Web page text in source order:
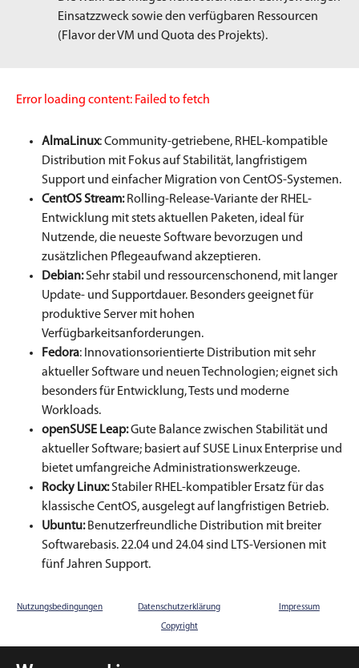
Einsatzzweck sowie den verfügbaren Ressourcen
(Flavor der VM und Quota des Projekts).
Error loading content: Failed to fetch
AlmaLinux: Community-getriebene, RHEL-kompatible
Distribution mit Fokus auf Stabilität, langfristigem
Support und einfacher Migration von CentOS-Systemen.
CentOS Stream:Rolling-Release-Variante der RHEL-
Entwicklung mit stets aktuellen Paketen, ideal für
Nutzende, die neueste Software bevorzugen und
zusätzlichen Pflegeaufwand akzeptieren.
Debian:Sehr stabil und ressourcenschonend, mit langer
Update- und Supportdauer. Besonders geeignet für
produktive Server mit hohen
Verfügbarkeitsanforderungen.
Fedora: Innovationsorientierte Distribution mit sehr
aktueller Software und neuen Technologien; eignet sich
besonders für Entwicklung, Tests und moderne
Workloads.
openSUSE Leap:Gute Balance zwischen Stabilität und
aktueller Software; basiert auf SUSE Linux Enterprise und
bietet umfangreiche Administrationswerkzeuge.
Rocky Linux:Stabiler RHEL-kompatibler Ersatz für das
klassische CentOS, ausgelegt auf langfristigen Betrieb.
Ubuntu:Benutzerfreundliche Distribution mit breiter
Softwarebasis. 22.04 und 24.04 sind LTS-Versionen mit
fünf Jahren Support.
Nutzungsbedingungen Datenschutzerklärung Impressum
Copyright